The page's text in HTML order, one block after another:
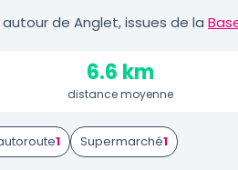
de Anglet, issues de la
6.6 km
distance moyenne
1 Supermarché1